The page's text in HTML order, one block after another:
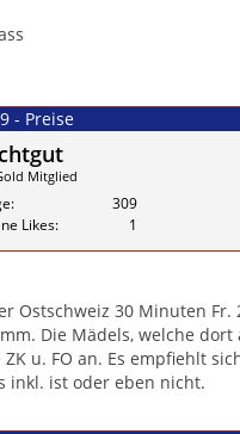
- Preise
Mitglied
309
Likes
1
Ostschweiz 30 Minuten Fr.
Die Mädels, welche
u. FO an. Es empfiehlt
inkl. ist oder eben nicht.